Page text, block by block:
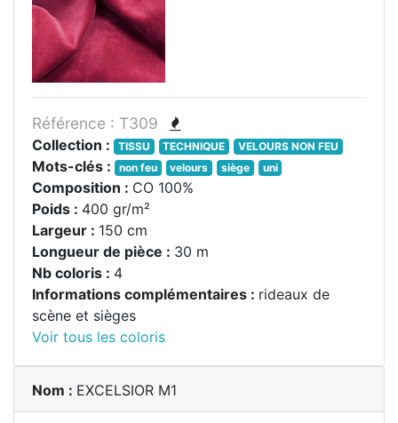
Référence : T309
Collection : TISSU TECHNIQUE VELOURS NON FEU
Mots-clés : non feu velours siège uni
Composition : CO 100%
Poids : 400 gr/m²
Largeur : 150 cm
Longueur de pièce : 30 m
Nb coloris : 4
Informations complémentaires : rideaux de
scène et sièges
Voir tous les coloris
Nom : EXCELSIOR M1